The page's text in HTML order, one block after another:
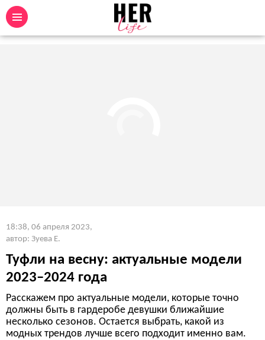
18:38, 06 апреля 2023,
автор: Зуева Е.
Туфли на весну: актуальные модели
2023–2024 года
Расскажем про актуальные модели, которые точно
должны быть в гардеробе девушки ближайшие
несколько сезонов. Остается выбрать, какой из
модных трендов лучше всего подходит именно вам.